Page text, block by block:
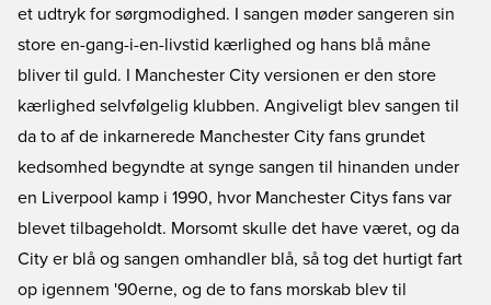
et udtryk for sørgmodighed. I sangen møder sangeren sin
store en-gang-i-en-livstid kærlighed og hans blå måne
bliver til guld. I Manchester City versionen er den store
kærlighed selvfølgelig klubben. Angiveligt blev sangen til
da to af de inkarnerede Manchester City fans grundet
kedsomhed begyndte at synge sangen til hinanden under
en Liverpool kamp i 1990, hvor Manchester Citys fans var
blevet tilbageholdt. Morsomt skulle det have været, og da
City er blå og sangen omhandler blå, så tog det hurtigt fart
op igennem '90erne, og de to fans morskab blev til